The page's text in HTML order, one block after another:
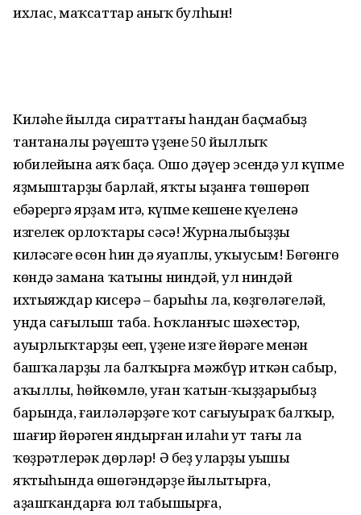
ихлас, маҡсаттар аныҡ булһын!
Киләһе йылда сираттағы һандан баҫмабыҙ
тантаналы рәүештә үҙенең 50 йыллыҡ
юбилейына аяҡ баҫа. Ошо дәүер эсендә ул күпме
яҙмыштарҙы барлай, яҡты ыҙанға төшөрөп
ебәрергә ярҙам итә, күпме кешенең күңеленә
изгелек орлоҡтары сәсә! Журналыбыҙҙың
киләсәге өсөн һин дә яуаплы, уҡыусым! Бөгөнгө
көндә замана ҡатыны ниндәй, ул ниндәй
ихтыяждар кисерә – барыһы ла, көҙгөләгеләй,
унда сағылыш таба. Һоҡланғыс шәхестәр,
ауырлыҡтарҙы еңеп, үҙенең изге йөрәге менән
башҡаларҙы ла балҡырға мәжбүр иткән сабыр,
аҡыллы, һөйкөмлө, уңған ҡатын-ҡыҙҙарыбыҙ
барында, ғаиләләрҙәге ҡот сағыуыраҡ балҡыр,
шағир йөрәген яндырған илаһи ут тағы ла
ҡөҙрәтлерәк дөрләр! Ә беҙ уларҙың уңышы
яҡтыһында өшөгәндәрҙе йылытырға,
аҙашҡандарға юл табышырға,